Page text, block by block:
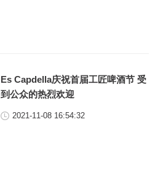
Es Capdella庆祝首届工匠啤酒节 受
到公众的热烈欢迎
2021-11-08 16:54:32